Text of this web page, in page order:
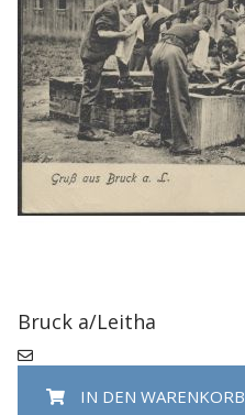
Bruck a/Leitha
IN DEN WARENKORB